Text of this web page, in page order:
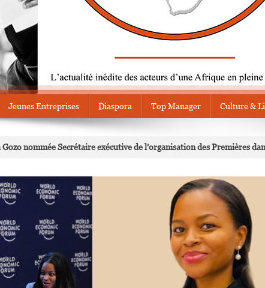
Jeunes Entreprises Diaspora Top Manager Culture &
Gozo nommée Secrétaire exécutive de l’organisation des Premières